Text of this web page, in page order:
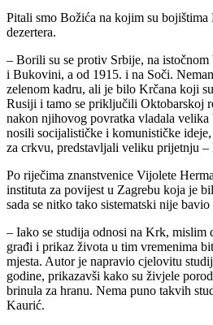
Pitali smo Božića na kojim su
dezertera.
– Borili su se protiv Srbije, na
i Bukovini, a od 1915. i na Soči.
zelenom kadru, ali je bilo Krčana koji
Rusiji i tamo se priključili Oktobarskoj
nakon njihovog povratka vladala velika
nosili socijalističke i komunističke
za crkvu, predstavljali veliku prijetnju –
Po riječima znanstvenice Vijolete
instituta za povijest u Zagrebu koja je
sada se nitko tako sistematski nije
– Iako se studija odnosi na Krk, mislim
građi i prikaz života u tim vremenima
mjesta. Autor je napravio cjelovitu
godine, prikazavši kako su živjele
brinula za hranu. Nema puno takvih
Kaurić.